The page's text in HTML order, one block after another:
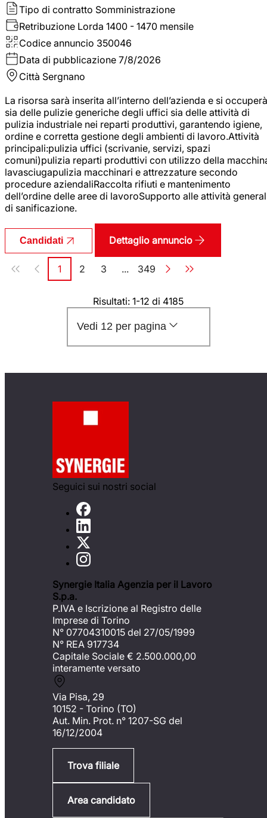
Tipo di contratto Somministrazione
Retribuzione Lorda 1400 - 1470 mensile
Codice annuncio 350046
Data di pubblicazione 7/8/2026
Città Sergnano
La risorsa sarà inserita all’interno dell’azienda e si occuperà
sia delle pulizie generiche degli uffici sia delle attività di
pulizia industriale nei reparti produttivi, garantendo igiene,
ordine e corretta gestione degli ambienti di lavoro.Attività
principali:pulizia uffici (scrivanie, servizi, spazi
comuni)pulizia reparti produttivi con utilizzo della
lavasciugapulizia macchinari e attrezzature secondo
procedure aziendaliRaccolta rifiuti e mantenimento
dell’ordine delle aree di lavoroSupporto alle attività
di sanificazione.
Candidati Dettaglio annuncio
Paginazione
Pagina
1 Pagina
2 Pagina
3 ... Pagina
349
Risultati: 1-12 di 4185
Vedi 12 per pagina
Seguici sui nostri social
Synergie Italia Agenzia per il Lavoro
S.p.a.
P.IVA e Iscrizione al Registro delle
Imprese di Torino
N° 07704310015 del 27/05/1999
N° REA 917734
Capitale Sociale € 2.500.000,00
interamente versato
Via Pisa, 29
10152 - Torino (TO)
Aut. Min. Prot. n° 1207-SG del
16/12/2004
Trova filiale
Area candidato